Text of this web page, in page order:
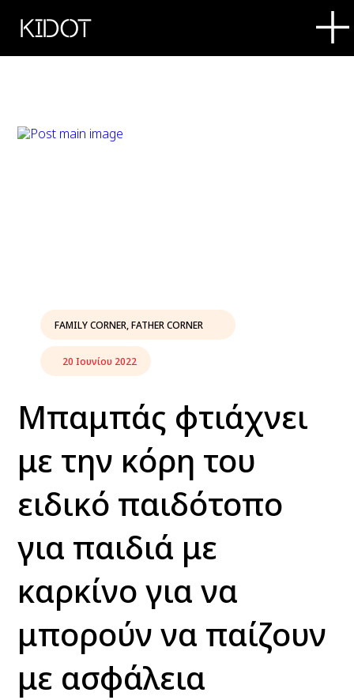
KIDOT
FAMILY CORNER,FATHER CORNER
20 Ιουνίου 2022
Μπαμπάς φτιάχνει
με την κόρη του
ειδικό παιδότοπο
για παιδιά με
καρκίνο για να
μπορούν να παίζουν
με ασφάλεια